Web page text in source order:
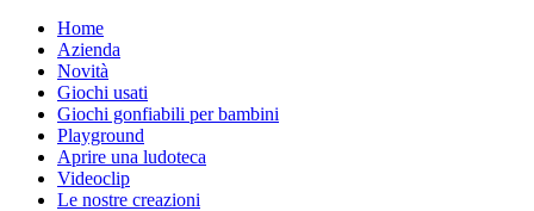
Home
Azienda
Novità
Giochi usati
Giochi gonfiabili per bambini
Playground
Aprire una ludoteca
Videoclip
Le nostre creazioni